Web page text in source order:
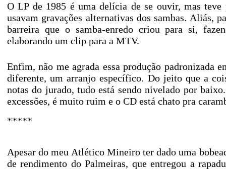
O LP de 1985 é uma delícia de se ouvir, mas teve
usavam gravações alternativas dos sambas. Aliás,
barreira que o samba-enredo criou para si,
elaborando um clip para a MTV.
Enfim, não me agrada essa produção padronizada
diferente, um arranjo específico. Do jeito que a
notas do jurado, tudo está sendo nivelado por
excessões, é muito ruim e o CD está chato pra
*****
Apesar do meu Atlético Mineiro ter dado uma
de rendimento do Palmeiras, que entregou a